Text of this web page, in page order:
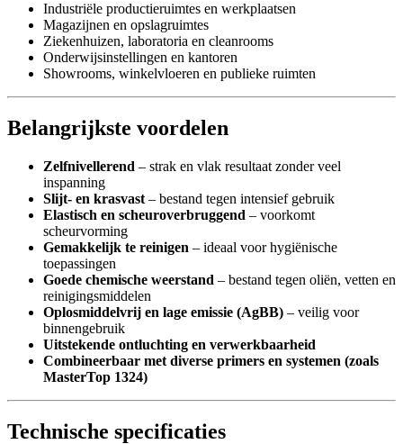
Industriële productieruimtes en werkplaatsen
Magazijnen en opslagruimtes
Ziekenhuizen, laboratoria en cleanrooms
Onderwijsinstellingen en kantoren
Showrooms, winkelvloeren en publieke ruimten
Belangrijkste voordelen
Zelfnivellerend – strak en vlak resultaat zonder veel
inspanning
Slijt- en krasvast – bestand tegen intensief gebruik
Elastisch en scheuroverbruggend – voorkomt
scheurvorming
Gemakkelijk te reinigen – ideaal voor hygiënische
toepassingen
Goede chemische weerstand – bestand tegen oliën, vetten en
reinigingsmiddelen
Oplosmiddelvrij en lage emissie (AgBB) – veilig voor
binnengebruik
Uitstekende ontluchting en verwerkbaarheid
Combineerbaar met diverse primers en systemen (zoals
MasterTop 1324)
Technische specificaties